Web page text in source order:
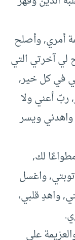
أمري, وأصلح
لي آخرتي التي
لي في كل خير,
أعني ولا
ويسر
لك,
واغسل
واهدِ قلبي،
على